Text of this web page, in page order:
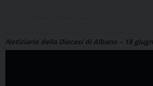
Notiziario della Diocesi di Albano – 18